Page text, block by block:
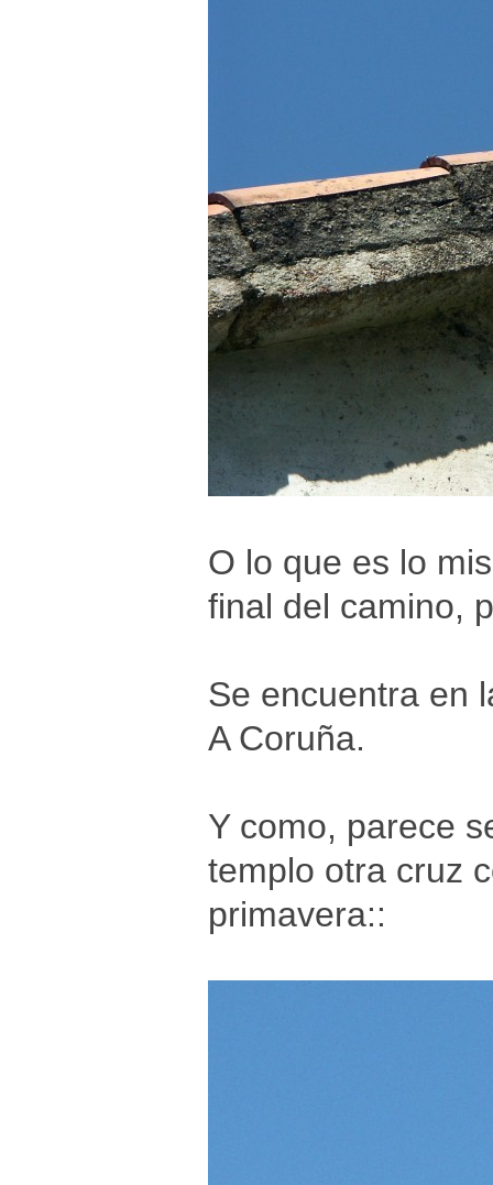
O lo que es lo
final del camino,
Se encuentra en
A Coruña.
Y como, parece
templo otra cruz
primavera::